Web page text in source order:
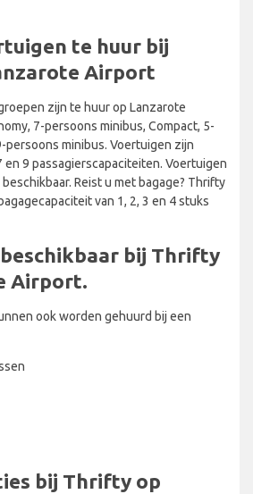
te huur bij
Airport
zijn te huur op Lanzarote
7-persoons minibus, Compact, 5-
persoons minibus. Voertuigen zijn
en 9 passagierscapaciteiten. Voertuigen
Reist u met bagage? Thrifty
van 1, 2, 3 en 4 stuks
bij Thrifty
Airport.
ook worden gehuurd bij een
bij Thrifty op